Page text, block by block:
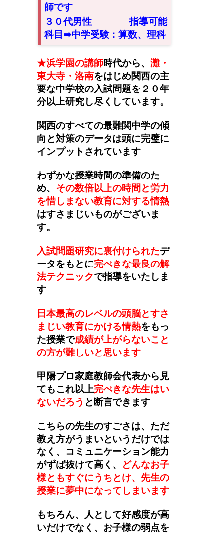
師です
３０代男性指導可能
科目➡︎中学受験：算数、理科
★浜学園の講師時代から、 灘・
東大寺・洛南をはじめ関西の主
要な中学校の入試問題を２０年
分以上研究し尽くしています。
関西のすべての最難関中学の傾
向と対策のデータは頭に完璧に
インプットされています
わずかな授業時間の準備のた
め、 その数倍以上の時間と労力
を惜しまない教育に対する情熱
はすさまじいものがございま
す。
入試問題研究に裏付けられたデ
ータをもとに完ぺきな最良の解
法テクニックで指導をいたしま
す
日本最高のレベルの頭脳とすさ
まじい教育にかける情熱をもっ
た授業で成績が上がらないこと
の方が難しいと思います
甲陽プロ家庭教師会代表から見
てもこれ以上完ぺきな先生はい
ないだろう と断言できます
こちらの先生のすごさは、ただ
教え方がうまいというだけでは
なく、コミュニケーション能力
がずば抜けて高く、
どんなお子
様ともすぐにうちとけ、先生の
授業に夢中になってしまいます
もちろん、人として好感度が高
いだけでなく、お子様の弱点を